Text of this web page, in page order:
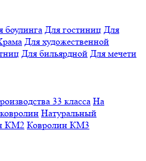
боулинга Для гостиниц Для
Для художественной
Для бильярдной Для мечети
33 класса На
Натуральный
КМ2 Ковролин КМ3